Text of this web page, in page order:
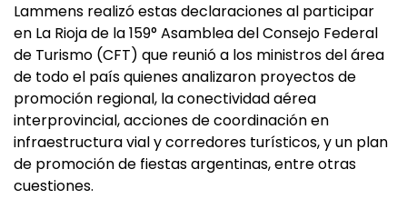
Lammens realizó estas declaraciones al participar
en La Rioja de la 159° Asamblea del Consejo Federal
de Turismo (CFT) que reunió a los ministros del área
de todo el país quienes analizaron proyectos de
promoción regional, la conectividad aérea
interprovincial, acciones de coordinación en
infraestructura vial y corredores turísticos, y un plan
de promoción de fiestas argentinas, entre otras
cuestiones.